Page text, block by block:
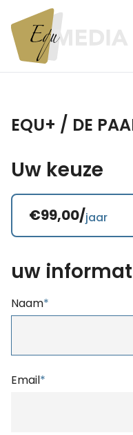
EQU+ / DE
Uw keuze
€99,00/jaar
uw
Naam*
Email*